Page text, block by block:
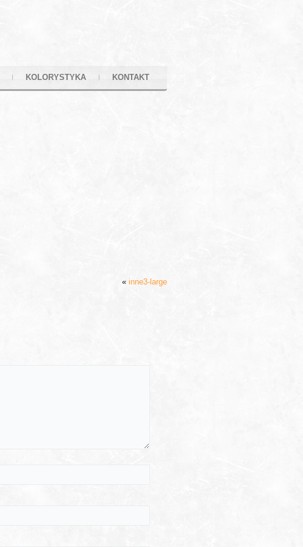
KOLORYSTYKA KONTAKT
« inne3-large